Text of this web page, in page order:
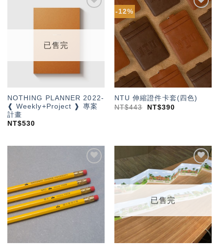
望輕
已售完
NOTHING PLANNER 2022-
❰ Weekly+Project ❱ 專案
計畫
NT$530
-12%
加入
「願
望輕
單」
NTU 伸縮證件卡套(四色)
NT$443 NT$390
「願
望輕
單」
加入
「願
望輕
單」
已售完